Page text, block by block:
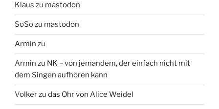
Klaus zu mastodon
SoSozu mastodon
Armin zu
Armin zu NK – von jemandem, der einfach nicht mit
dem Singen aufhören kann
Volkerzu das Ohr von Alice Weidel